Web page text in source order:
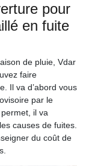
pour
en fuite
de pluie, Vdar
faire
Il va d’abord vous
par le
il va
causes de fuites.
du coût de